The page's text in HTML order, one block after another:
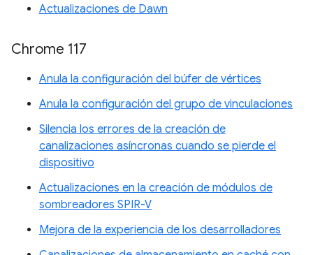
Actualizaciones de Dawn
Chrome 117
Anula la configuración del búfer de vértices
Anula la configuración del grupo de vinculaciones
Silencia los errores de la creación de
canalizaciones asíncronas cuando se pierde el
dispositivo
Actualizaciones en la creación de módulos de
sombreadores SPIR-V
Mejora de la experiencia de los desarrolladores